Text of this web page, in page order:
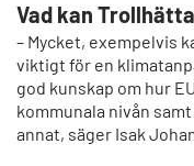
Vad kan
– Mycket, exempelvis
viktigt för en
god kunskap om hur
kommunala nivån
annat, säger Isak